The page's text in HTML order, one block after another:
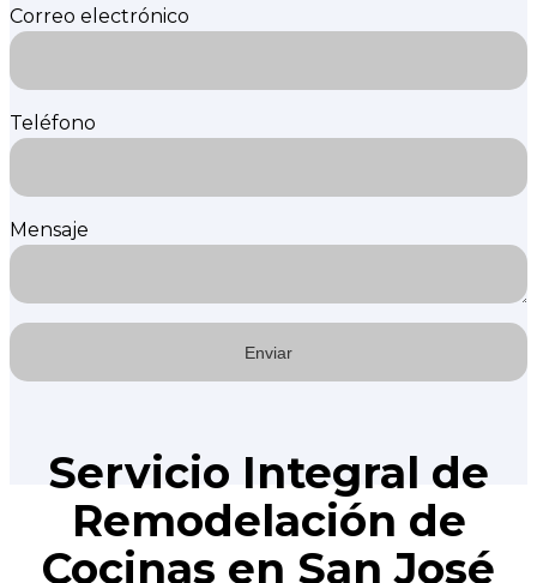
Correo electrónico
Teléfono
Mensaje
Servicio Integral de
Remodelación de
Cocinas en San José